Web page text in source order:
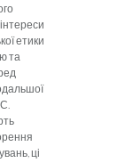
етики
та
ці